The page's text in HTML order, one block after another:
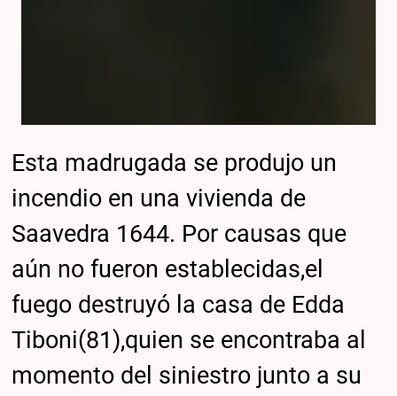
Esta madrugada se produjo un
incendio en una vivienda de
Saavedra 1644. Por causas que
aún no fueron establecidas,el
fuego destruyó la casa de Edda
Tiboni(81),quien se encontraba al
momento del siniestro junto a su